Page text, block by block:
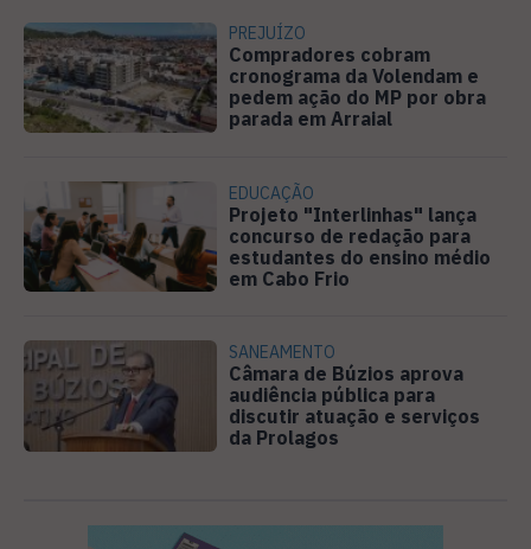
PREJUÍZO
Compradores cobram
cronograma da Volendam e
pedem ação do MP por obra
parada em Arraial
EDUCAÇÃO
Projeto "Interlinhas" lança
concurso de redação para
estudantes do ensino médio
em Cabo Frio
SANEAMENTO
Câmara de Búzios aprova
audiência pública para
discutir atuação e serviços
da Prolagos